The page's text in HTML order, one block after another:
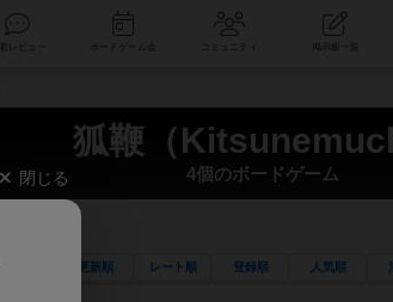
コミュニティ
狐鞭（
4個のボードゲーム
更新順 レート順 登録順 人気順
閉じる